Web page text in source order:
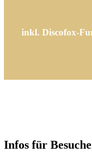
inkl. Discofox-
Infos für